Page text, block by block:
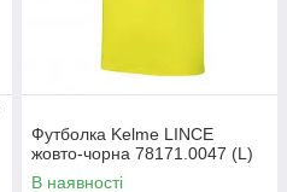
Футболка Kelme LINCE
жовто-чорна 78171.0047 (L)
В наявності